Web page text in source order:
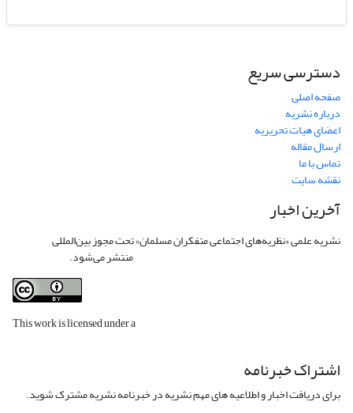
دسترسی سریع
صفحه اصلی
درباره نشریه
اعضای هیات تحریریه
ارسال مقاله
تماس با ما
نقشه سایت
آخرین اخبار
نشریه علمی «نظریه‌های اجتماعی متفکران مسلمان» تحت مجوز بین‌المللی
منتشر می‌شود.
This work is licensed under a
اشتراک خبرنامه
برای دریافت اخبار و اطلاعیه های مهم نشریه در خبرنامه نشریه مشترک شوید.